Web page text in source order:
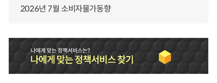
2026년 7월 소비자물가동향